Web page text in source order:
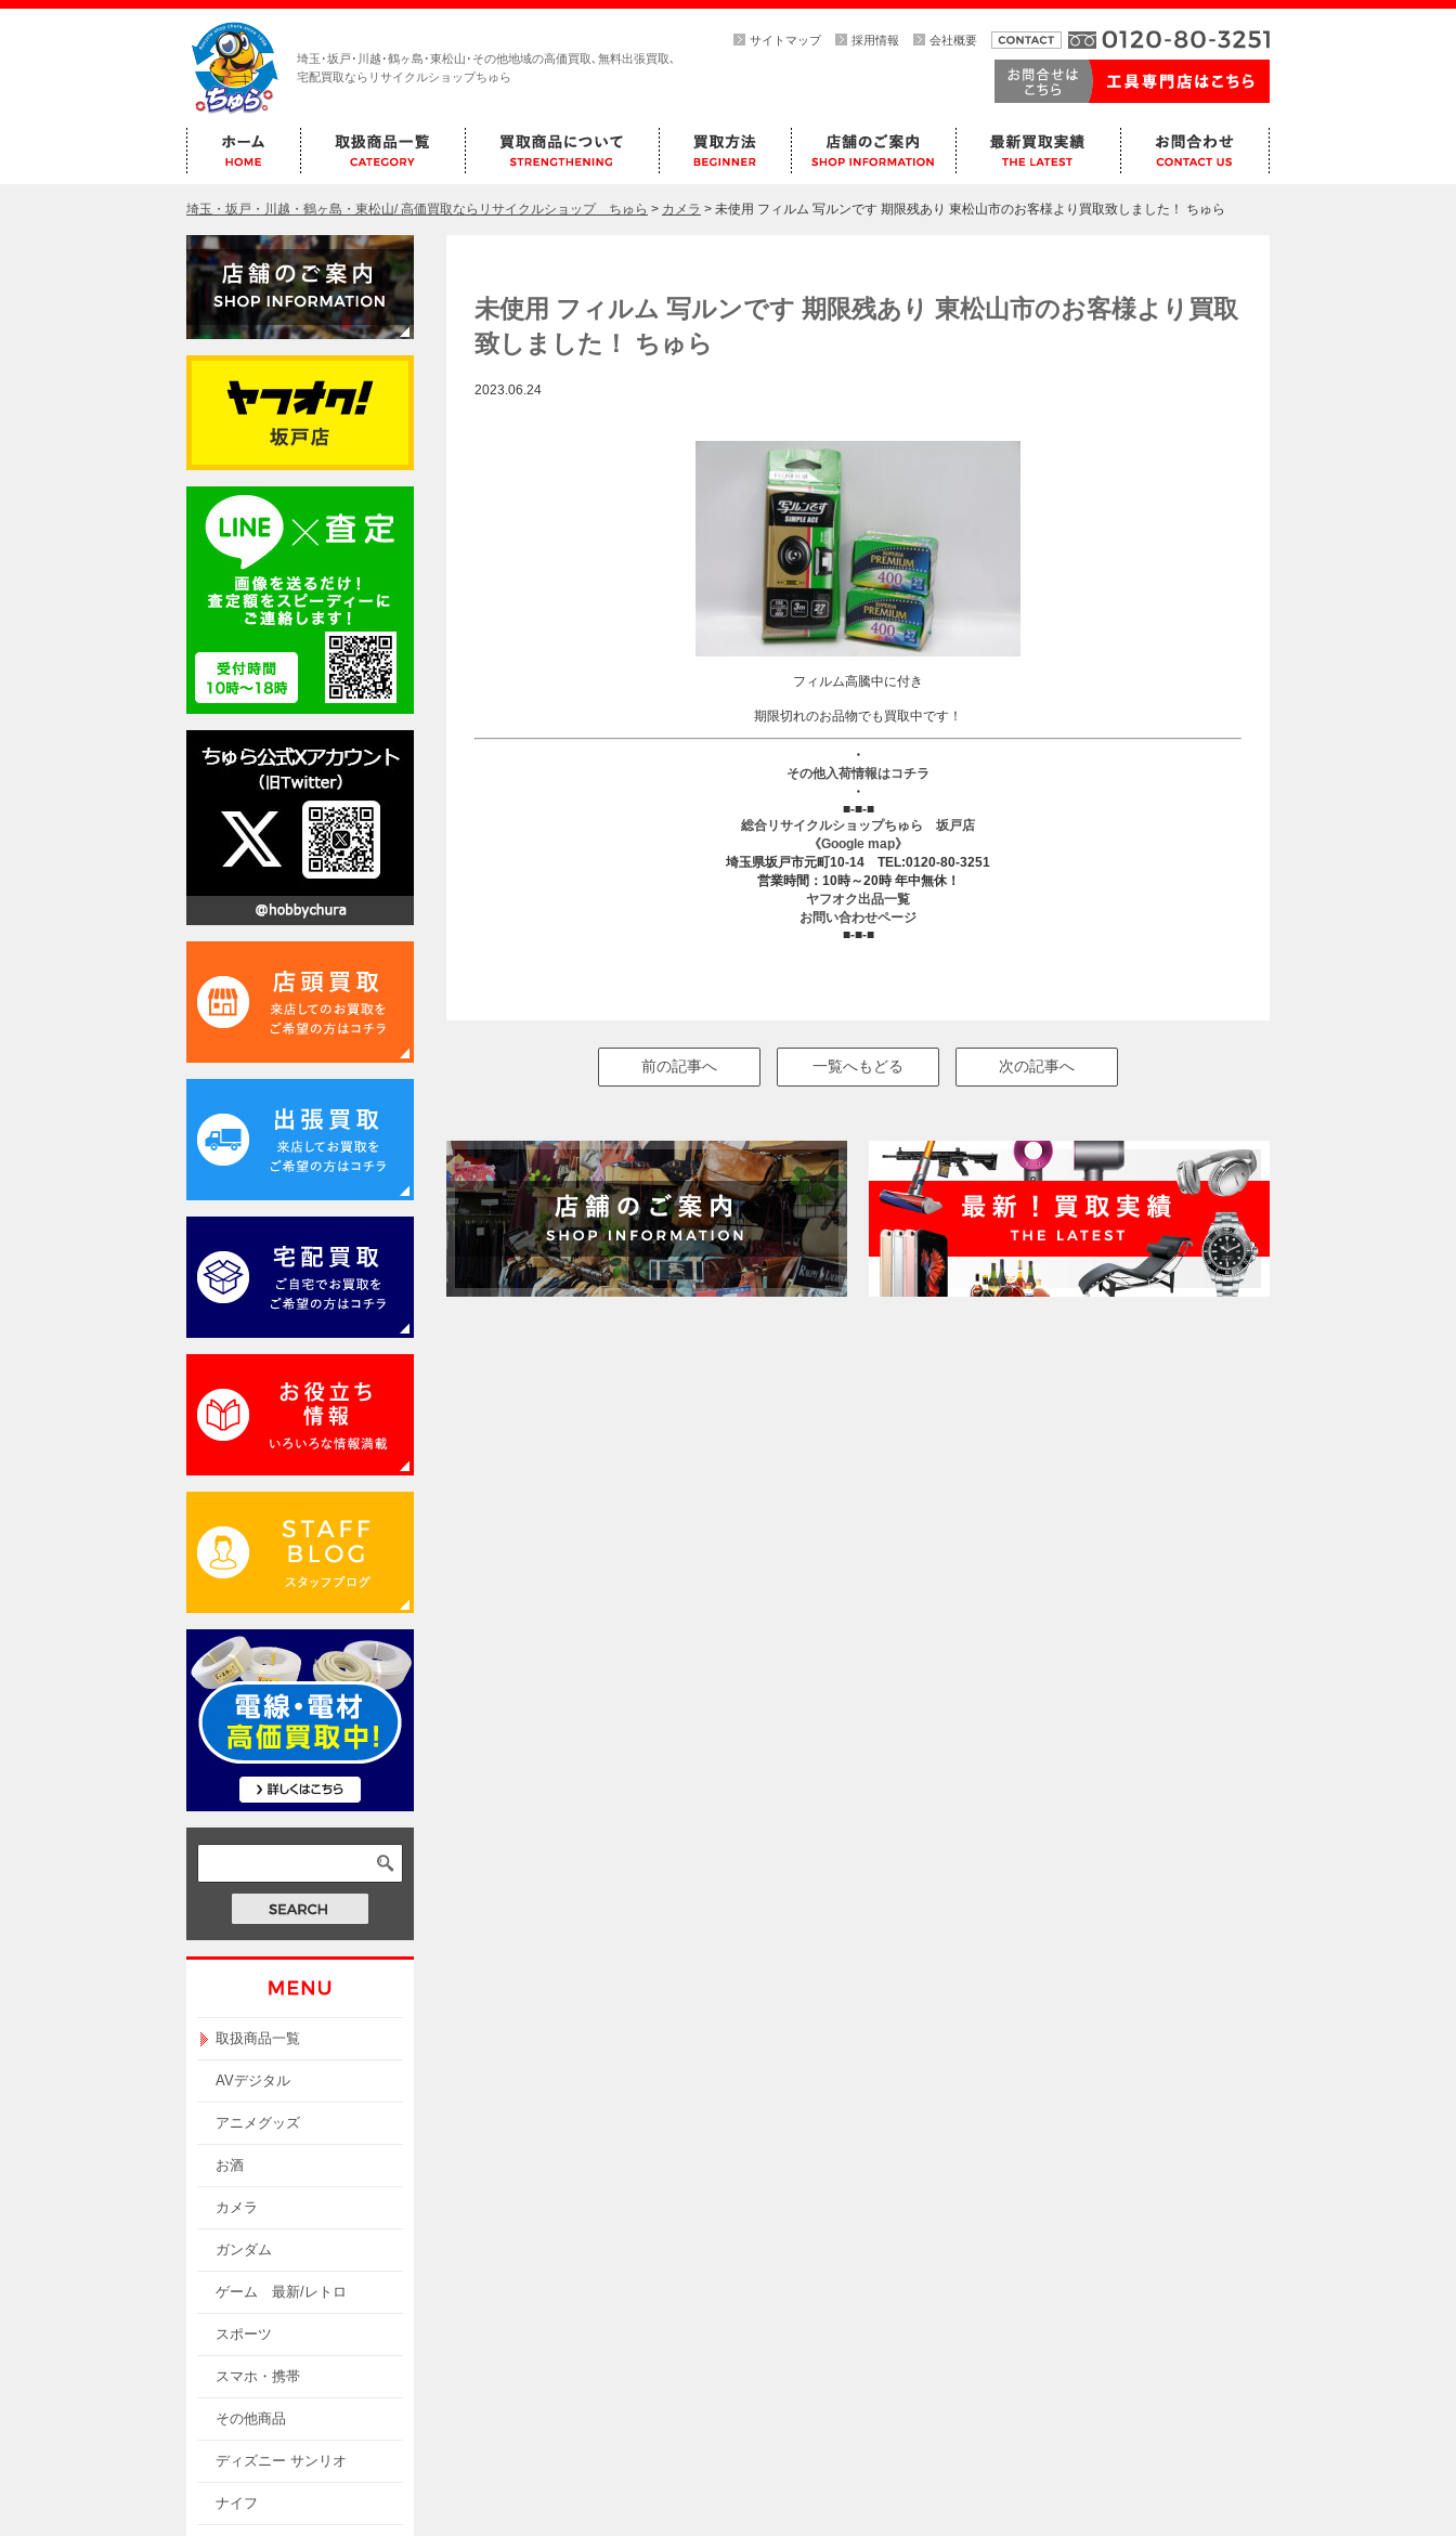
埼玉･坂戸･川越･鶴ヶ島･東松山･その他地域の高価買取､無料出張買取､
宅配買取ならリサイクルショップちゅら
サイトマップ 採用情報 会社概要
埼玉・坂戸・川越・鶴ヶ島・東松山/ 高価買取ならリサイクルショップ ちゅら > カメラ > 未使用 フィルム 写ルンです 期限残あり 東松山市のお客様より買取致しました！ ちゅら
未使用 フィルム 写ルンです 期限残あり 東松山市のお客様より買取
致しました！ ちゅら
2023.06.24
フィルム高騰中に付き
期限切れのお品物でも買取中です！
・
その他入荷情報はコチラ
・
■-■-■
総合リサイクルショップちゅら 坂戸店
《Google map》
埼玉県坂戸市元町10-14 TEL:0120-80-3251
営業時間：10時～20時 年中無休！
ヤフオク出品一覧
お問い合わせページ
■-■-■
前の記事へ 次の記事へ
一覧へもどる
取扱商品一覧
AVデジタル
アニメグッズ
お酒
カメラ
ガンダム
ゲーム 最新/レトロ
スポーツ
スマホ・携帯
その他商品
ディズニー サンリオ
ナイフ